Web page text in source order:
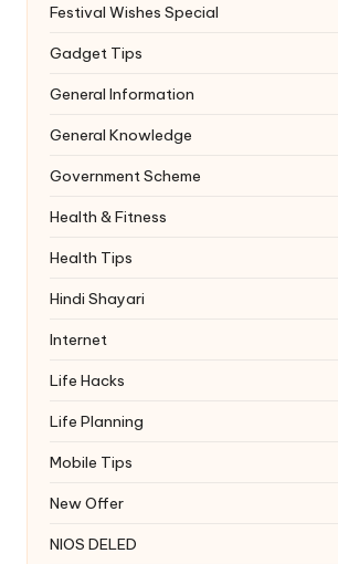
Festival Wishes Special
Gadget Tips
General Information
General Knowledge
Government Scheme
Health & Fitness
Health Tips
Hindi Shayari
Internet
Life Hacks
Life Planning
Mobile Tips
New Offer
NIOS DELED